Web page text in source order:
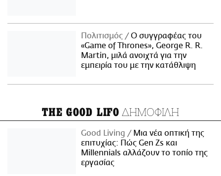
Πολιτισμός
Ο συγγραφέας του
«Game of Thrones», George R. R.
Martin, μιλά ανοιχτά για την
εμπειρία του με την κατάθλιψη
THE GOOD LIFO ΔΗΜΟΦΙΛΗ
Good Living
Μια νέα οπτική της
επιτυχίας: Πώς Gen Zs και
Millennials αλλάζουν το τοπίο της
εργασίας